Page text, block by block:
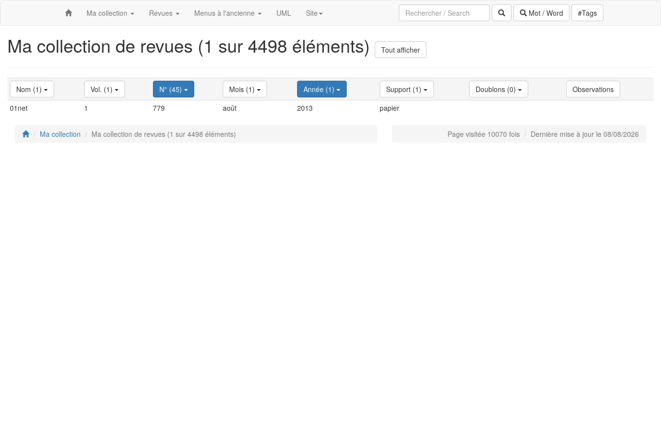
Ma collection Revues Menus à l'ancienne UML Site Mot / Word #Tags
Ma collection de revues (1 sur 4498 éléments) Tout afficher
Nom (1) Vol. (1) N° (45) Mois (1) Année (1) Support (1) Doublons (0)
Observations
01net
1 779 août 2013 papier
Ma collection Ma collection de revues (1 sur 4498 éléments) Page visitée 10070 fois Dernière mise à jour le 08/08/2026